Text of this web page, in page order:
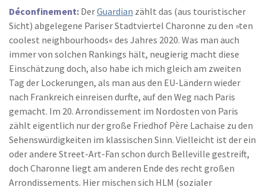
Déconfinement: DerGuardian zählt das (aus touristischer
Sicht) abgelegene Pariser Stadtviertel Charonne zu den »ten
coolest neighbourhoods« des Jahres 2020. Was man auch
immer von solchen Rankings hält, neugierig macht diese
Einschätzung doch, also habe ich mich gleich am zweiten
Tag der Lockerungen, als man aus den EU-Ländern wieder
nach Frankreich einreisen durfte, auf den Weg nach Paris
gemacht. Im 20. Arrondissement im Nordosten von Paris
zählt eigentlich nur der große Friedhof Père Lachaise zu den
Sehenswürdigkeiten im klassischen Sinn. Vielleicht ist der ein
oder andere Street-Art-Fan schon durch Belleville gestreift,
doch Charonne liegt am anderen Ende des recht großen
Arrondissements. Hier mischen sich HLM (sozialer